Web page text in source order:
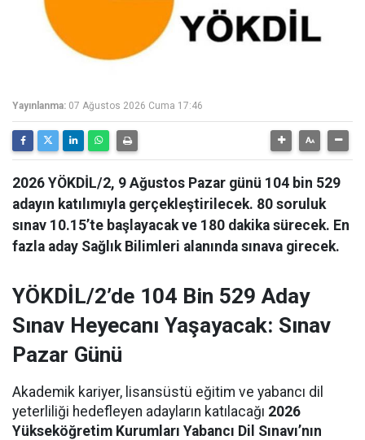
Yayınlanma: 07 Ağustos 2026 Cuma 17:46
2026 YÖKDİL/2, 9 Ağustos Pazar günü 104 bin 529
adayın katılımıyla gerçekleştirilecek. 80 soruluk
sınav 10.15’te başlayacak ve 180 dakika sürecek. En
fazla aday Sağlık Bilimleri alanında sınava girecek.
YÖKDİL/2’de 104 Bin 529 Aday
Sınav Heyecanı Yaşayacak: Sınav
Pazar Günü
Akademik kariyer, lisansüstü eğitim ve yabancı dil
yeterliliği hedefleyen adayların katılacağı 2026
Yükseköğretim Kurumları Yabancı Dil Sınavı’nın